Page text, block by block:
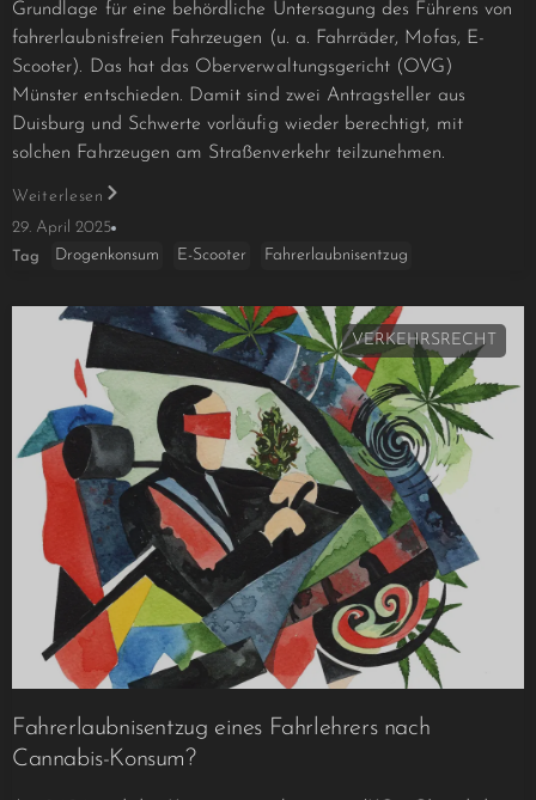
Grundlage für eine behördliche Untersagung des Führens von
fahrerlaubnisfreien Fahrzeugen (u. a. Fahrräder, Mofas, E-
Scooter). Das hat das Oberverwaltungsgericht (OVG)
Münster entschieden. Damit sind zwei Antragsteller aus
Duisburg und Schwerte vorläufig wieder berechtigt, mit
solchen Fahr­zeugen am Straßenverkehr teilzunehmen.
Weiterlesen
29. April 2025
Tag Drogenkonsum E-Scooter Fahrerlaubnisentzug
Fahrerlaubnisentzug eines Fahrlehrers nach
Cannabis-Konsum?
VERKEHRSRECHT